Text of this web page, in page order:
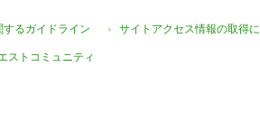
るガイドライン サイトアクセス情報の取得
ストコミュニティ